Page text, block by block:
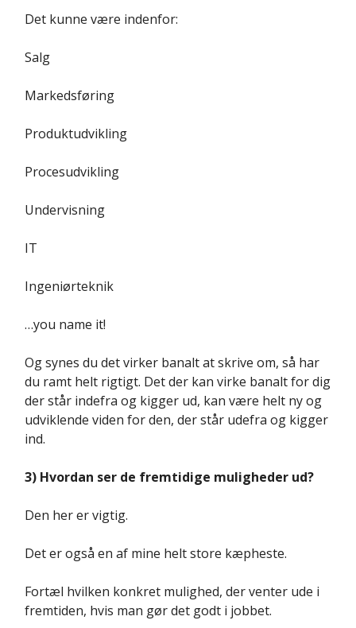
Det kunne være indenfor:
Salg
Markedsføring
Produktudvikling
Procesudvikling
Undervisning
IT
Ingeniørteknik
…you name it!
Og synes du det virker banalt at skrive om, så har
du ramt helt rigtigt. Det der kan virke banalt for dig
der står indefra og kigger ud, kan være helt ny og
udviklende viden for den, der står udefra og kigger
ind.
3) Hvordan ser de fremtidige muligheder ud?
Den her er vigtig.
Det er også en af mine helt store kæpheste.
Fortæl hvilken konkret mulighed, der venter ude i
fremtiden, hvis man gør det godt i jobbet.